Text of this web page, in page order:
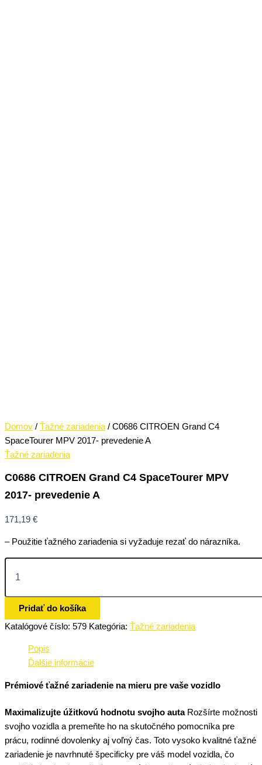
Domov / Ťažné zariadenia / C0686 CITROEN Grand C4
SpaceTourer MPV 2017- prevedenie A
Ťažné zariadenia
C0686 CITROEN Grand C4 SpaceTourer MPV
2017- prevedenie A
171,19 €
– Použitie ťažného zariadenia si vyžaduje rezať do nárazníka.
Pridať do košíka
Katalógové číslo: 579 Kategória: Ťažné zariadenia
Popis
Ďalšie informácie
Prémiové ťažné zariadenie na mieru pre vaše vozidlo
Maximalizujte úžitkovú hodnotu svojho autaRozšírte možnosti
svojho vozidla a premeňte ho na skutočného pomocníka pre
prácu, rodinné dovolenky aj voľný čas. Toto vysoko kvalitné ťažné
zariadenie je navrhnuté špecificky pre váš model vozidla, čo